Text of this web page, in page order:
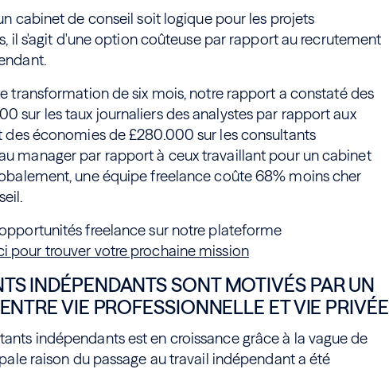
cabinet de conseil soit logique pour les projets
il s'agit d'une option coûteuse par rapport au recrutement
transformation de six mois, notre rapport a constaté des
sur les taux journaliers des analystes par rapport aux
des économies de £280.000 sur les consultants
manager par rapport à ceux travaillant pour un cabinet
une équipe freelance coûte 68% moins cher
freelance sur notre plateforme
pour trouver votre prochaine mission
INDÉPENDANTS SONT MOTIVÉS PAR UN
VIE PROFESSIONNELLE ET VIE PRIVÉE
indépendants est en croissance grâce à la vague de
raison du passage au travail indépendant a été